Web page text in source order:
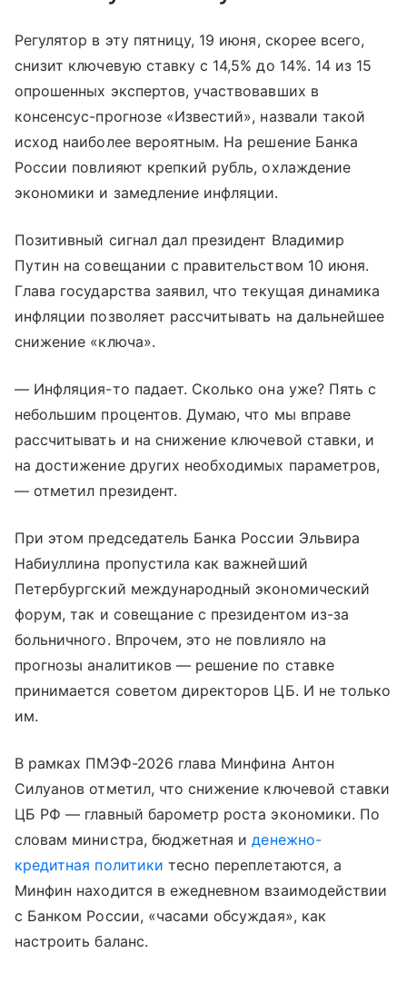
Регулятор в эту пятницу, 19 июня, скорее всего,
снизит ключевую ставку с 14,5% до 14%. 14 из 15
опрошенных экспертов, участвовавших в
консенсус-прогнозе «Известий», назвали такой
исход наиболее вероятным. На решение Банка
России повлияют крепкий рубль, охлаждение
экономики и замедление инфляции.
Позитивный сигнал дал президент Владимир
Путин на совещании с правительством 10 июня.
Глава государства заявил, что текущая динамика
инфляции позволяет рассчитывать на дальнейшее
снижение «ключа».
— Инфляция-то падает. Сколько она уже? Пять с
небольшим процентов. Думаю, что мы вправе
рассчитывать и на снижение ключевой ставки, и
на достижение других необходимых параметров,
— отметил президент.
При этом председатель Банка России Эльвира
Набиуллина пропустила как важнейший
Петербургский международный экономический
форум, так и совещание с президентом из-за
больничного. Впрочем, это не повлияло на
прогнозы аналитиков — решение по ставке
принимается советом директоров ЦБ. И не только
им.
В рамках ПМЭФ-2026 глава Минфина Антон
Силуанов отметил, что снижение ключевой ставки
ЦБ РФ — главный барометр роста экономики. По
словам министра, бюджетная иденежно-
кредитная политики тесно переплетаются, а
Минфин находится в ежедневном взаимодействии
с Банком России, «часами обсуждая», как
настроить баланс.